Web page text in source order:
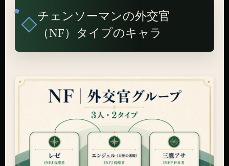
チェンソーマンの外交官
（NF）タイプのキャラ